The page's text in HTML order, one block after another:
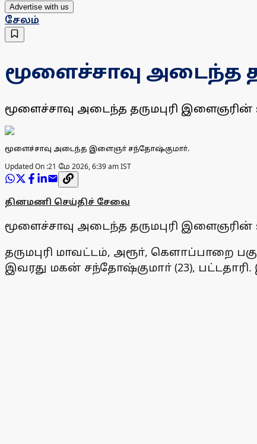
Advertise with us
சேலம்
மூளைச்சாவு அடைந்த
மூளைச்சாவு அடைந்த தருமபுரி
மூளைச்சாவு அடைந்த இளைஞா் சந்தோஷ்குமாா்.
Updated On :21 மே 2026, 6:39 am IST
தினமணி செய்திச் சேவை
மூளைச்சாவு அடைந்த தருமபுரி
தருமபுரி மாவட்டம், அரூா், கெளாப்பாறை
இவரது மகன் சந்தோஷ்குமாா் (23),